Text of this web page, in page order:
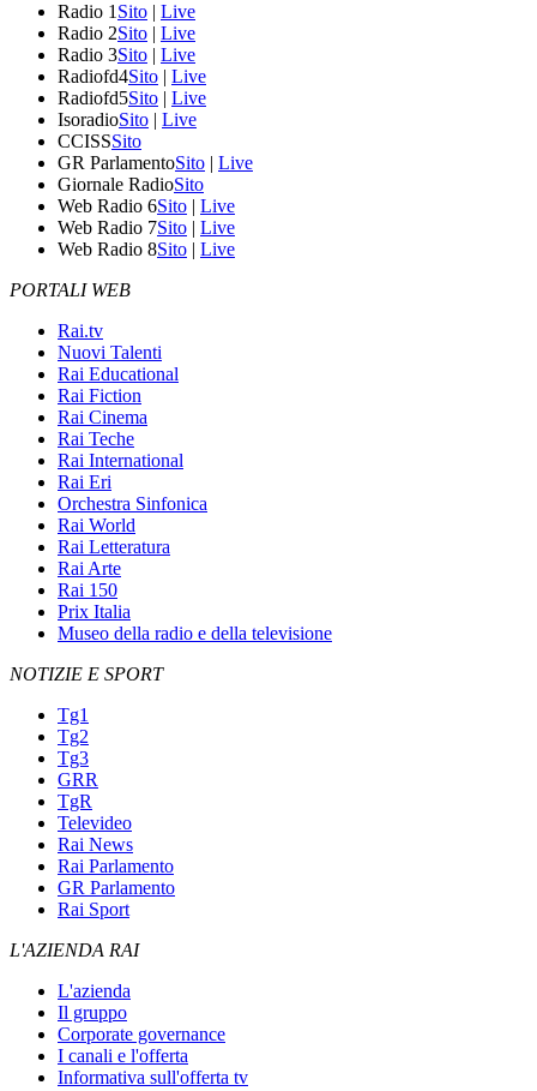
Radio 1 Sito | Live
Radio 2Sito | Live
Radio 3Sito | Live
Radiofd4Sito | Live
Radiofd5Sito | Live
IsoradioSito | Live
CCISSSito
GR ParlamentoSito | Live
Giornale RadioSito
Web Radio 6Sito | Live
Web Radio 7Sito | Live
Web Radio 8Sito | Live
PORTALI WEB
Rai.tv
Nuovi Talenti
Rai Educational
Rai Fiction
Rai Cinema
Rai Teche
Rai International
Rai Eri
Orchestra Sinfonica
Rai World
Rai Letteratura
Rai Arte
Rai 150
Prix Italia
Museo della radio e della televisione
NOTIZIE E SPORT
Tg1
Tg2
Tg3
GRR
TgR
Televideo
Rai News
Rai Parlamento
GR Parlamento
Rai Sport
L'AZIENDA RAI
L'azienda
Il gruppo
Corporate governance
I canali e l'offerta
Informativa sull'offerta tv